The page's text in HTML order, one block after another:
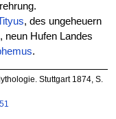
, des ungeheuern
neun Hufen Landes
.
Stuttgart 1874, S.